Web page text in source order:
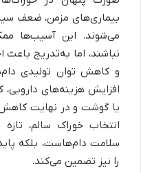
بیماری‌های مزمن، ضعف
می‌شوند. این آسیب‌ها
نباشند، اما به‌تدریج باعث
و کاهش توان تولیدی
افزایش هزینه‌های
یا گوشت و در نهایت
انتخاب خوراک سالم،
سلامت دام‌هاست، بلکه
را نیز تضمین می‌کند.